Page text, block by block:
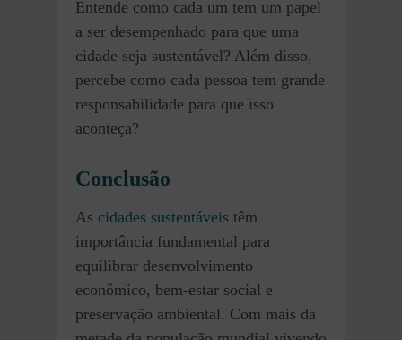
Entende como cada um tem um papel
a ser desempenhado para que uma
cidade seja sustentável? Além disso,
percebe como cada pessoa tem grande
responsabilidade para que isso
aconteça?
Conclusão
As cidades sustentáveis têm
importância fundamental para
equilibrar desenvolvimento
econômico, bem-estar social e
preservação ambiental. Com mais da